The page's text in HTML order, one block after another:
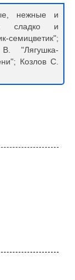
нежные и
сладко и
"Лягушка-
Козлов С.